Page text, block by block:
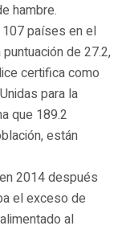
hambre.
países en el
de 27.2,
certifica como
para la
que 189.2
están
2014 después
el exceso de
al